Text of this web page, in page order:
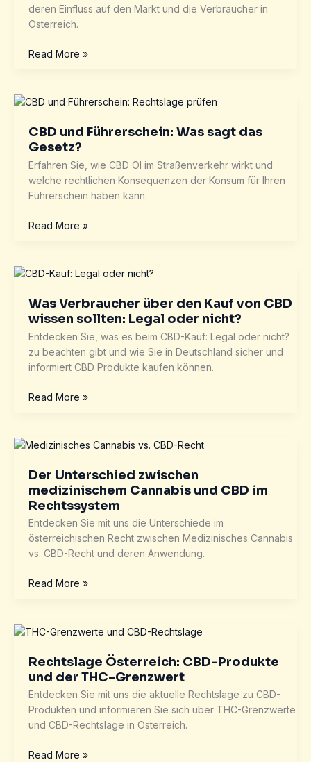
deren Einfluss auf den Markt und die Verbraucher in
Österreich.
Rechtsstreitigkeiten
Wichtige
und
ihre
Auswirkungen
Read More »
CBD und Führerschein: Was sagt das
Gesetz?
Erfahren Sie, wie CBD Öl im Straßenverkehr wirkt und
welche rechtlichen Konsequenzen der Konsum für Ihren
Führerschein haben kann.
CBD
Was
das
Gesetz?
Read More »
Was Verbraucher über den Kauf von CBD
wissen sollten: Legal oder nicht?
Entdecken Sie, was es beim CBD-Kauf: Legal oder nicht?
zu beachten gibt und wie Sie in Deutschland sicher und
informiert CBD Produkte kaufen können.
Was
den
von
CBD
wissen
sollten:
Legal
oder
Read More »
Der Unterschied zwischen
medizinischem Cannabis und CBD im
Rechtssystem
Entdecken Sie mit uns die Unterschiede im
österreichischen Recht zwischen Medizinisches Cannabis
vs. CBD-Recht und deren Anwendung.
Der
medizinischem
und
CBD
im
Rechtssystem
Read More »
Rechtslage Österreich: CBD-Produkte
und der THC-Grenzwert
Entdecken Sie mit uns die aktuelle Rechtslage zu CBD-
Produkten und informieren Sie sich über THC-Grenzwerte
und CBD-Rechtslage in Österreich.
Rechtslage
Read More »